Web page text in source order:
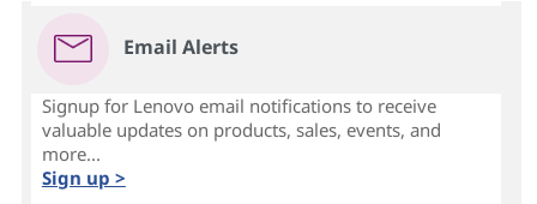
Email Alerts
Signup for Lenovo email notifications to receive
valuable updates on products, sales, events, and
more...
Sign up >